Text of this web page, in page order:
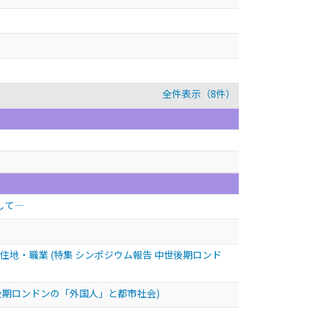
全件表示（8件）
て―
地・職業 (特集 シンポジウム報告 中世後期ロンド
ロンドンの「外国人」と都市社会)